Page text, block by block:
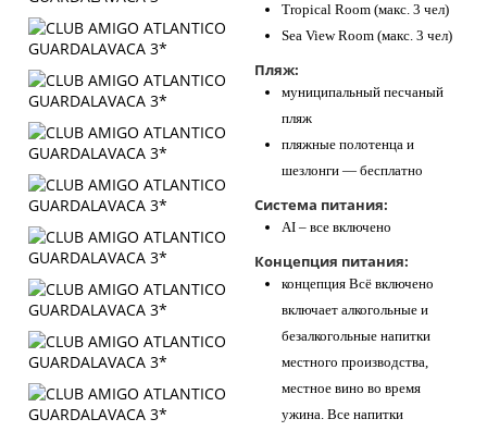
Tropical Room (макс. 3 чел)
Sea View Room (макс. 3 чел)
Пляж:
муниципальный песчаный
пляж
пляжные полотенца и
шезлонги — бесплатно
Система питания:
AI – все включено
Концепция питания:
концепция Всё включено
включает алкогольные и
безалкогольные напитки
местного производства,
местное вино во время
ужина. Все напитки